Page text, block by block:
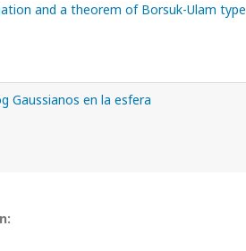
and a theorem of Borsuk-Ulam type
Gaussianos en la esfera